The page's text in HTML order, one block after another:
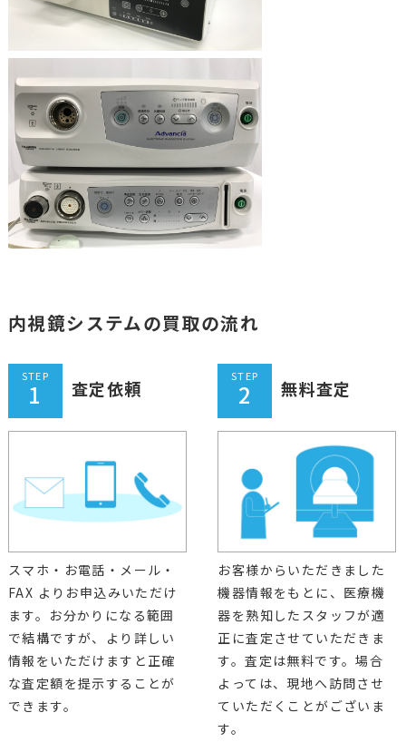
内視鏡システムの買取の流れ
STEP
1 査定依頼
スマホ・お電話・メール・
FAX よりお申込みいただけ
ます。お分かりになる範囲
で結構ですが、より詳しい
情報をいただけますと正確
な査定額を提示することが
できます。
STEP
2 無料査定
お客様からいただきました
機器情報をもとに、医療機
器を熟知したスタッフが適
正に査定させていただきま
す。査定は無料です。場合
よっては、現地へ訪問させ
ていただくことがございま
す。